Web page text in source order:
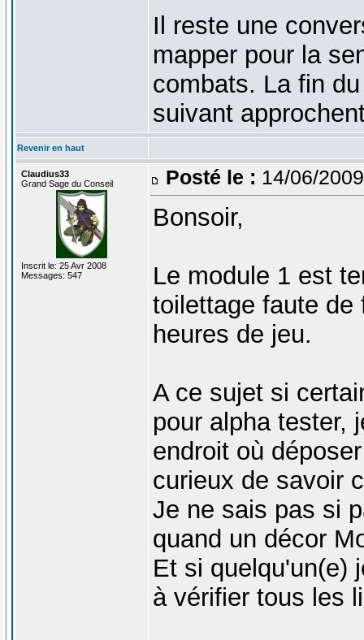
Il reste une
mapper pour la
combats. La fin
suivant
Revenir en haut
Claudius33
Grand Sage du Conseil
Inscrit le: 25 Avr 2008
Messages: 547
Posté le : 14/06/
Bonsoir,
Le module 1 est
toilettage faute de
heures de jeu.
A ce sujet si
pour alpha tester,
endroit où
curieux de savoir
Je ne sais pas si
quand un décor
Et si quelqu'un(e)
à vérifier tous les